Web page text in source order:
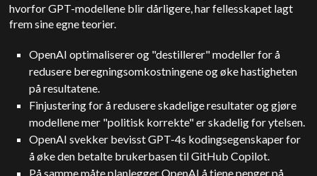
hvorfor GPT-modellene blir dårligere, har fellesskapet lagt
frem sine egne teorier.
OpenAI optimaliserer og "destillerer" modeller for å
redusere beregningsomkostningene og øke hastigheten
på resultatene.
Finjustering for å redusere skadelige resultater og gjøre
modellene mer "politisk korrekte" er skadelig for ytelsen.
OpenAI svekker bevisst GPT-4s kodingsegenskaper for
å øke den betalte brukerbasen til GitHub Copilot.
På samme måte planlegger OpenAI å tjene penger på